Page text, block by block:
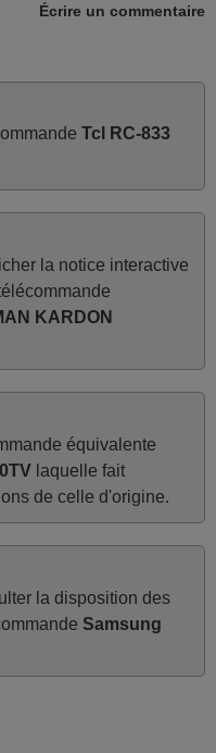
néanmoins j'ai
3ème jour ouvré,
la
le produit tient sa
connaître facilement
De plus, elle est
l'insertion des 2 piles
mars 2026
FRANCE
bien, et service rapide
FRANCE
Écrire un commentaire
Tcl RC-833
la notice interactive
KARDON
équivalente
laquelle fait
de celle d'origine.
la disposition des
Samsung